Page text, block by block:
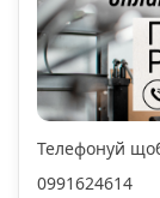
Телефонуй
0991624614